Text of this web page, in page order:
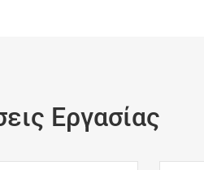
Εργασίας